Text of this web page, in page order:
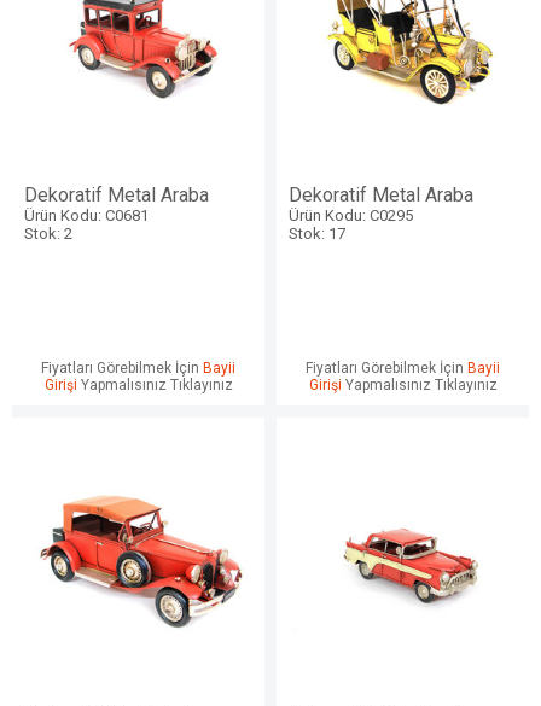
Dekoratif Metal Araba
Ürün Kodu: C0681
Stok: 2
Fiyatları Görebilmek İçin Bayii
Girişi Yapmalısınız Tıklayınız
Dekoratif Metal Araba
Ürün Kodu: C0295
Stok: 17
Fiyatları Görebilmek İçin Bayii
Girişi Yapmalısınız Tıklayınız